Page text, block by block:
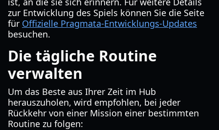
zur Entwicklung des Spiels können Sie die Seite
für Offizielle Pragmata-Entwicklungs-Updates
besuchen.
Die tägliche Routine
verwalten
Um das Beste aus Ihrer Zeit im Hub
herauszuholen, wird empfohlen, bei jeder
Rückkehr von einer Mission einer bestimmten
Routine zu folgen: